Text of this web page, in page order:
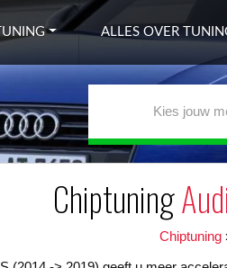
ALLES OVER
Kies jouw
Chiptuning
Chiptuning